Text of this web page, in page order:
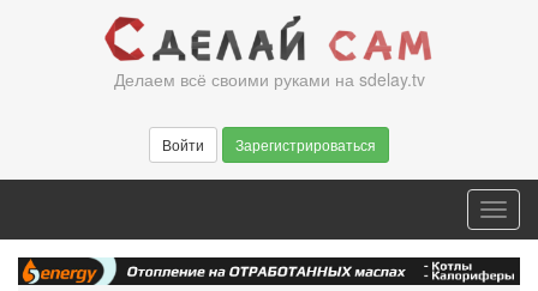
Делаем всё своими руками на sdelay.tv
Войти Зарегистрироваться